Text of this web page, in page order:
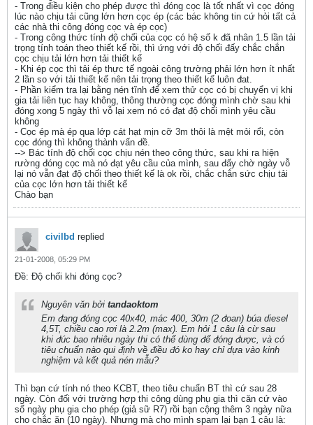
- Trong điều kiện cho phép được thì đóng cọc là tốt nhất vì cọc đóng
lúc nào chịu tải cũng lớn hơn cọc ép (các bác không tin cứ hỏi tất cả
các nhà thi công đóng cọc và ép cọc)
- Trong công thức tính độ chối của cọc có hệ số k đã nhân 1.5 lần tải
trọng tính toán theo thiết kế rồi, thì ứng với độ chối đấy chắc chắn
cọc chịu tải lớn hơn tải thiết kế
- Khi ép cọc thì tải ép thực tế ngoài công trường phải lớn hơn ít nhất
2 lần so với tải thiết kế nên tải trọng theo thiết kế luôn đat.
- Phần kiểm tra lại bằng nén tĩnh để xem thử cọc có bị chuyển vị khi
gia tải liên tục hay không, thông thường cọc đóng mình chờ sau khi
đóng xong 5 ngày thì vỗ lại xem nó có đạt độ chối mình yêu cầu
không
- Cọc ép mà ép qua lớp cát hạt mịn cỡ 3m thôi là mệt mỏi rổi, còn
cọc đóng thì không thành vấn đề.
--> Bác tính độ chối cọc chịu nén theo công thức, sau khi ra hiện
rường đóng cọc mà nó đạt yêu cầu của mình, sau đấy chờ ngày vỗ
lại nó vẫn đạt độ chối theo thiết kế là ok rồi, chắc chắn sức chịu tải
của cọc lớn hơn tải thiết kế
Chào bạn
civilbd replied
21-01-2008, 05:29 PM
Ðề: Độ chối khi đóng cọc?
Nguyên văn bởi tandaoktom
Em đang đóng cọc 40x40, mác 400, 30m (2 đoan) búa diesel
4,5T, chiều cao rơi là 2.2m (max). Em hỏi 1 câu là cừ sau
khi đúc bao nhiêu ngày thi có thể dùng để đóng được, và có
tiêu chuẩn nào qui định về điều đó ko hay chỉ dựa vào kinh
nghiệm và kết quả nén mẫu?
Thì bạn cứ tính nó theo KCBT, theo tiêu chuẩn BT thì cứ sau 28
ngày. Còn đối với trường hợp thi công dùng phụ gia thì căn cứ vào
số ngày phụ gia cho phép (giả sữ R7) rồi bạn cộng thêm 3 ngày nữa
cho chắc ăn (10 ngày). Nhưng mà cho mình spam lại bạn 1 câu là: